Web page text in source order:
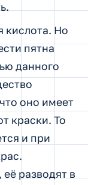
кислота. Но
пятна
данного
оно имеет
краски. То
и при
разводят в